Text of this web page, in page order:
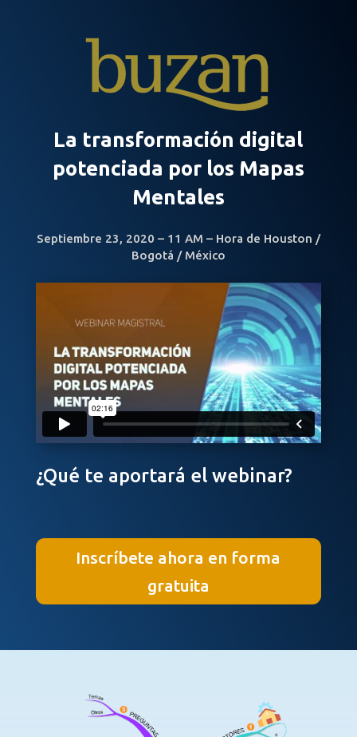
La transformación digital
potenciada por los Mapas
Mentales
Septiembre 23, 2020 – 11 AM – Hora de Houston /
Bogotá / México
¿Qué te aportará el webinar?
Inscríbete ahora en forma
gratuita